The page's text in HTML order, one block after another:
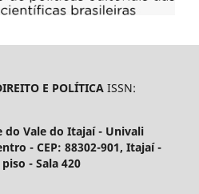
E POLÍTICAISSN:
do Vale do Itajaí - Univali
- CEP: 88302-901, Itajaí­ -
- Sala 420